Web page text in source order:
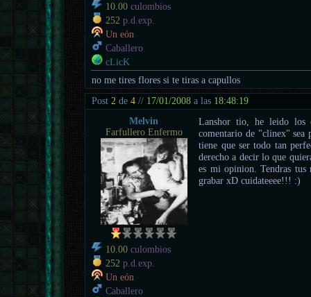
10.00 culombios
252 p.d.exp.
Un eón
Caballero
cLicK
no me tires flores si te tiras a capullos
Post 2 de4 // 17/01/2008 a las 18:48:19
Melvin
Farfullero Enfermo
10.00 culombios
252 p.d.exp.
Un eón
Caballero
Lanshor tio, he leido los
comentario de "clinex" sea
tiene que ser todo tan
derecho a decir lo que
es mi opinion. Tendras tus
grabar xD cuidateeee!!! :)